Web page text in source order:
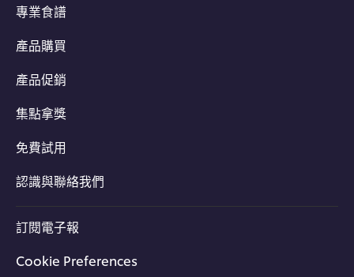
專業食譜
產品購買
產品促銷
集點拿獎
免費試用
認識與聯絡我們
訂閱電子報
Cookie Preferences